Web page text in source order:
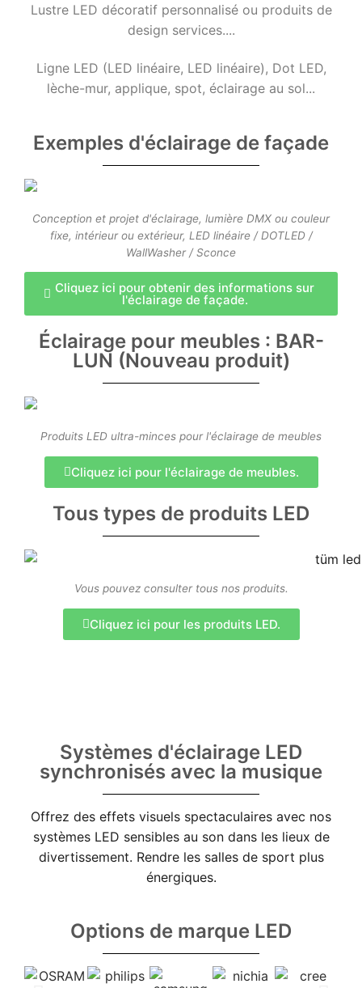
Qu'est-ce que le DMX ? Quels sont les
Animation de façade Série LEDLine
Animation de façade Série WallWasher
CONTACT & COMMANDE
À PROPOS DE NOUS
FAQ
French
English
German
Russian
Lustre LED décoratif personnalisé ou produits de
design services....
Ligne LED (LED linéaire, LED linéaire), Dot LED,
lèche-mur, applique, spot, éclairage au sol...
Exemples d'éclairage de façade
Conception et projet d'éclairage, lumière DMX ou couleur
fixe, intérieur ou extérieur, LED linéaire / DOTLED /
WallWasher / Sconce
Cliquez ici pour obtenir des informations sur
l'éclairage de façade.
Éclairage pour meubles : BAR-
LUN (Nouveau produit)
Produits LED ultra-minces pour l'éclairage de meubles
Cliquez ici pour l'éclairage de meubles.
Tous types de produits LED
Vous pouvez consulter tous nos produits.
Cliquez ici pour les produits LED.
Systèmes d'éclairage LED
synchronisés avec la musique
Offrez des effets visuels spectaculaires avec nos
systèmes LED sensibles au son dans les lieux de
divertissement. Rendre les salles de sport plus
énergiques.
Options de marque LED